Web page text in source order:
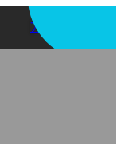
アプリを使う